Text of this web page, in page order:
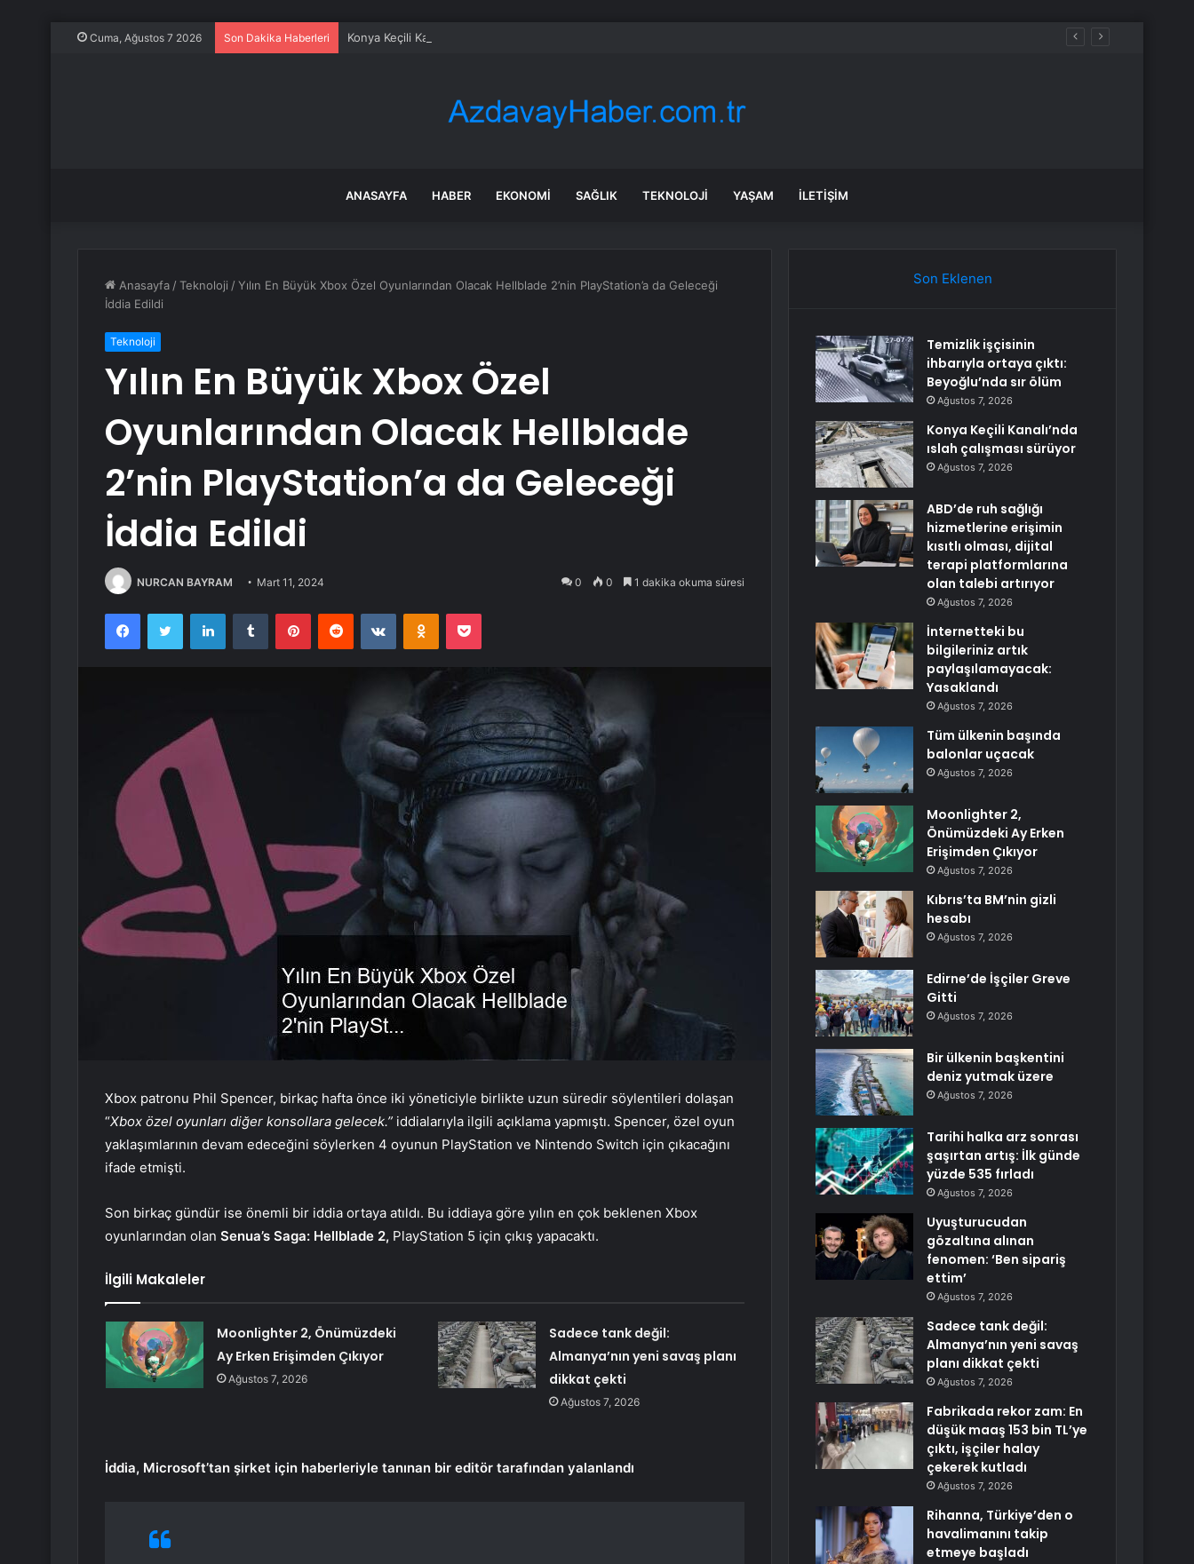
Cuma, Ağustos 7 2026 Son Dakika Haberleri Konya Keçili Kanalı’nda ıslah çalışması sürüyor
ANASAYFA HABER EKONOMI SAĞLIK TEKNOLOJI YAŞAM İLETIŞIM
Anasayfa /Teknoloji /Yılın En Büyük Xbox Özel Oyunlarından Olacak Hellblade 2’nin PlayStation’a da Geleceği
İddia Edildi
Teknoloji
Yılın En Büyük Xbox Özel
Oyunlarından Olacak Hellblade
2’nin PlayStation’a da Geleceği
İddia Edildi
NURCAN BAYRAM Mart 11, 2024 0 0 1 dakika okuma süresi
FacebookTwitter LinkedInTumblr PinterestReddit VKontakteOdnoklassniki
Pocket
Xbox patronu Phil Spencer, birkaç hafta önce iki yöneticiyle birlikte uzun süredir söylentileri dolaşan
“Xbox özel oyunları diğer konsollara gelecek.” iddialarıyla ilgili açıklama yapmıştı. Spencer, özel oyun
yaklaşımlarının devam edeceğini söylerken 4 oyunun PlayStation ve Nintendo Switch için çıkacağını
ifade etmişti.
Son birkaç gündür ise önemli bir iddia ortaya atıldı. Bu iddiaya göre yılın en çok beklenen Xbox
oyunlarından olan Senua’s Saga: Hellblade 2, PlayStation 5 için çıkış yapacaktı.
İlgili Makaleler
Moonlighter 2, Önümüzdeki
Ay Erken Erişimden Çıkıyor
Ağustos 7, 2026
Sadece tank değil:
Almanya’nın yeni savaş planı
dikkat çekti
Ağustos 7, 2026
İddia, Microsoft’tan şirket için haberleriyle tanınan bir editör tarafından yalanlandı
Son Eklenen
Temizlik işçisinin
ihbarıyla ortaya çıktı:
Beyoğlu’nda sır ölüm
Ağustos 7, 2026
Konya Keçili Kanalı’nda
ıslah çalışması sürüyor
Ağustos 7, 2026
ABD’de ruh sağlığı
hizmetlerine erişimin
kısıtlı olması, dijital
terapi platformlarına
olan talebi artırıyor
Ağustos 7, 2026
İnternetteki bu
bilgileriniz artık
paylaşılamayacak:
Yasaklandı
Ağustos 7, 2026
Tüm ülkenin başında
balonlar uçacak
Ağustos 7, 2026
Moonlighter 2,
Önümüzdeki Ay Erken
Erişimden Çıkıyor
Ağustos 7, 2026
Kıbrıs’ta BM’nin gizli
hesabı
Ağustos 7, 2026
Edirne’de İşçiler Greve
Gitti
Ağustos 7, 2026
Bir ülkenin başkentini
deniz yutmak üzere
Ağustos 7, 2026
Tarihi halka arz sonrası
şaşırtan artış: İlk günde
yüzde 535 fırladı
Ağustos 7, 2026
Uyuşturucudan
gözaltına alınan
fenomen: ‘Ben sipariş
ettim’
Ağustos 7, 2026
Sadece tank değil:
Almanya’nın yeni savaş
planı dikkat çekti
Ağustos 7, 2026
Fabrikada rekor zam: En
düşük maaş 153 bin TL’ye
çıktı, işçiler halay
çekerek kutladı
Ağustos 7, 2026
Rihanna, Türkiye’den o
havalimanını takip
etmeye başladı